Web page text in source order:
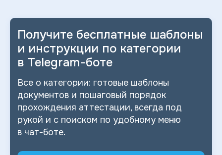
Получите бесплатные шаблоны
и инструкции по категории
в Telegram-боте
Все о категории: готовые шаблоны
документов и пошаговый порядок
прохождения аттестации, всегда под
рукой и с поиском по удобному меню
в чат-боте.